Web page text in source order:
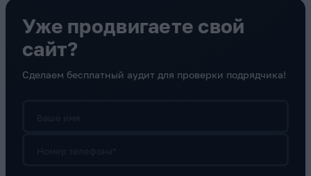
Уже продвигаете свой
сайт?
Сделаем бесплатный аудит для проверки подрядчика!